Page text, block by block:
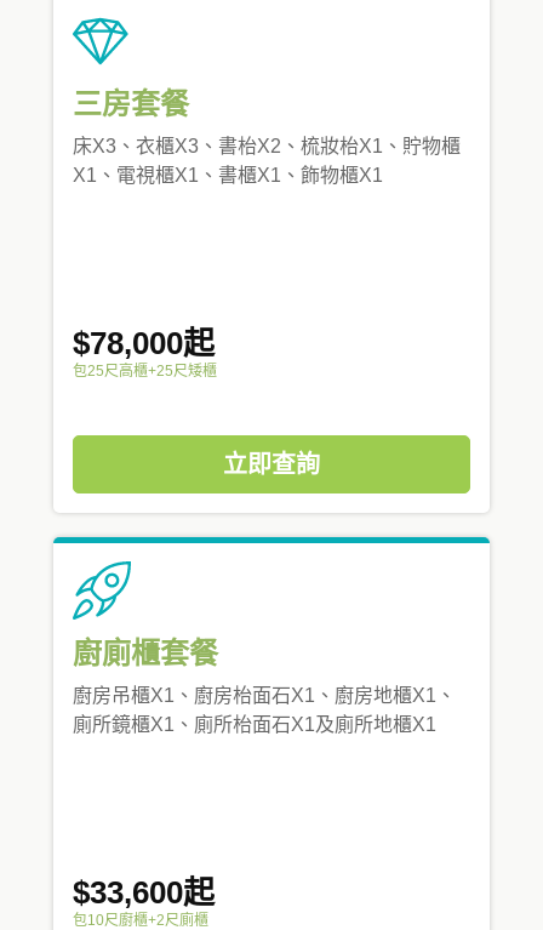
三房套餐
床X3、衣櫃X3、書枱X2、梳妝枱X1、貯物櫃
X1、電視櫃X1、書櫃X1、飾物櫃X1
$78,000起
包25尺高櫃+25尺矮櫃
立即查詢
廚廁櫃套餐
廚房吊櫃X1、廚房枱面石X1、廚房地櫃X1、
廁所鏡櫃X1、廁所枱面石X1及廁所地櫃X1
$33,600起
包10尺廚櫃+2尺廁櫃